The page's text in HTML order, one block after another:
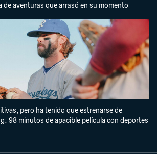
de aventuras que arrasó en su momento
pero ha tenido que estrenarse de
98 minutos de apacible película con deportes